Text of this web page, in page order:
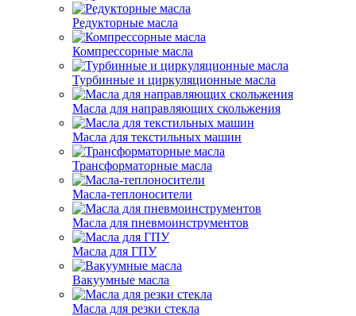
Редукторные масла
Компрессорные масла
Турбинные и циркуляционные масла
Масла для направляющих скольжения
Масла для текстильных машин
Трансформаторные масла
Масла-теплоносители
Масла для пневмоинструментов
Масла для ГПУ
Вакуумные масла
Масла для резки стекла